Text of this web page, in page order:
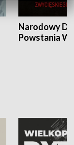
Narodowy
Powstania